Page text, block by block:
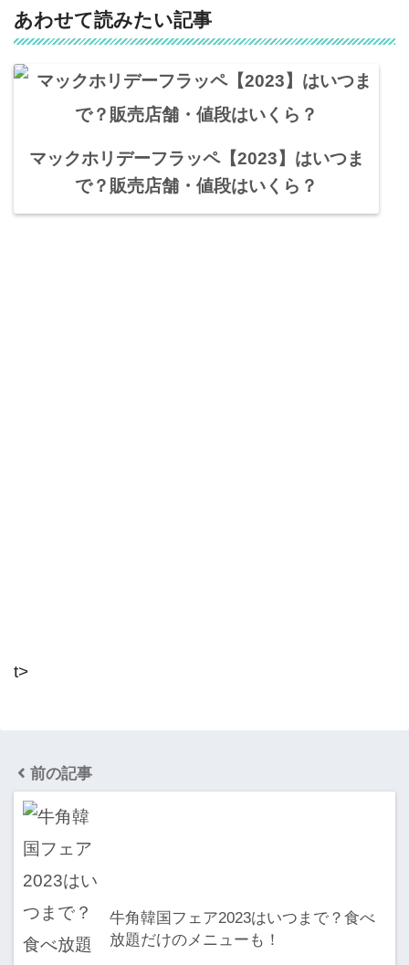
あわせて読みたい記事
マックホリデーフラッペ【2023】はいつま
で？販売店舗・値段はいくら？
t>
前の記事
牛角韓国フェア2023はいつまで？食べ
放題だけのメニューも！